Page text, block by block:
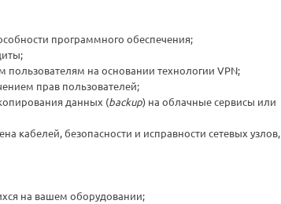
программного обеспечения;
пользователям на основании технологии VPN;
прав пользователей;
данных (backup) на облачные сервисы или
кабелей, безопасности и исправности сетевых узлов,
на вашем оборудовании;